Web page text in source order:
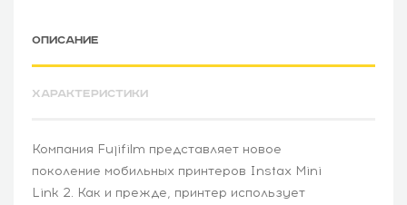
ОПИСАНИЕ
ХАРАКТЕРИСТИКИ
Компания Fujifilm представляет новое
поколение мобильных принтеров Instax Mini
Link 2. Как и прежде, принтер использует